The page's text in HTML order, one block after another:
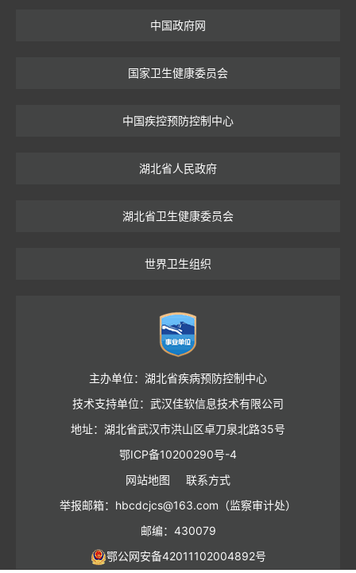
中国政府网
国家卫生健康委员会
中国疾控预防控制中心
湖北省人民政府
湖北省卫生健康委员会
世界卫生组织
主办单位：湖北省疾病预防控制中心
技术支持单位：武汉佳软信息技术有限公司
地址：湖北省武汉市洪山区卓刀泉北路35号
鄂ICP备10200290号-4
网站地图
联系方式
举报邮箱：hbcdcjcs@163.com（监察审计处）
邮编：430079
鄂公网安备42011102004892号